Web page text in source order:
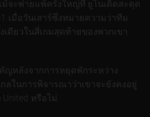
ม้จะพ่ายแพ้ครั้งใหญ่ที่ ยูไนเต็ดสะดุด
เมื่อวันเสาร์ซึ่งหมายความว่าทีม
เดียวในสี่เกมสุดท้ายของพวกเขา
ญหลังจากการหยุดพักระหว่าง
ลในการพิจารณาว่าเขาจะยังคงอยู่
หรือไม่